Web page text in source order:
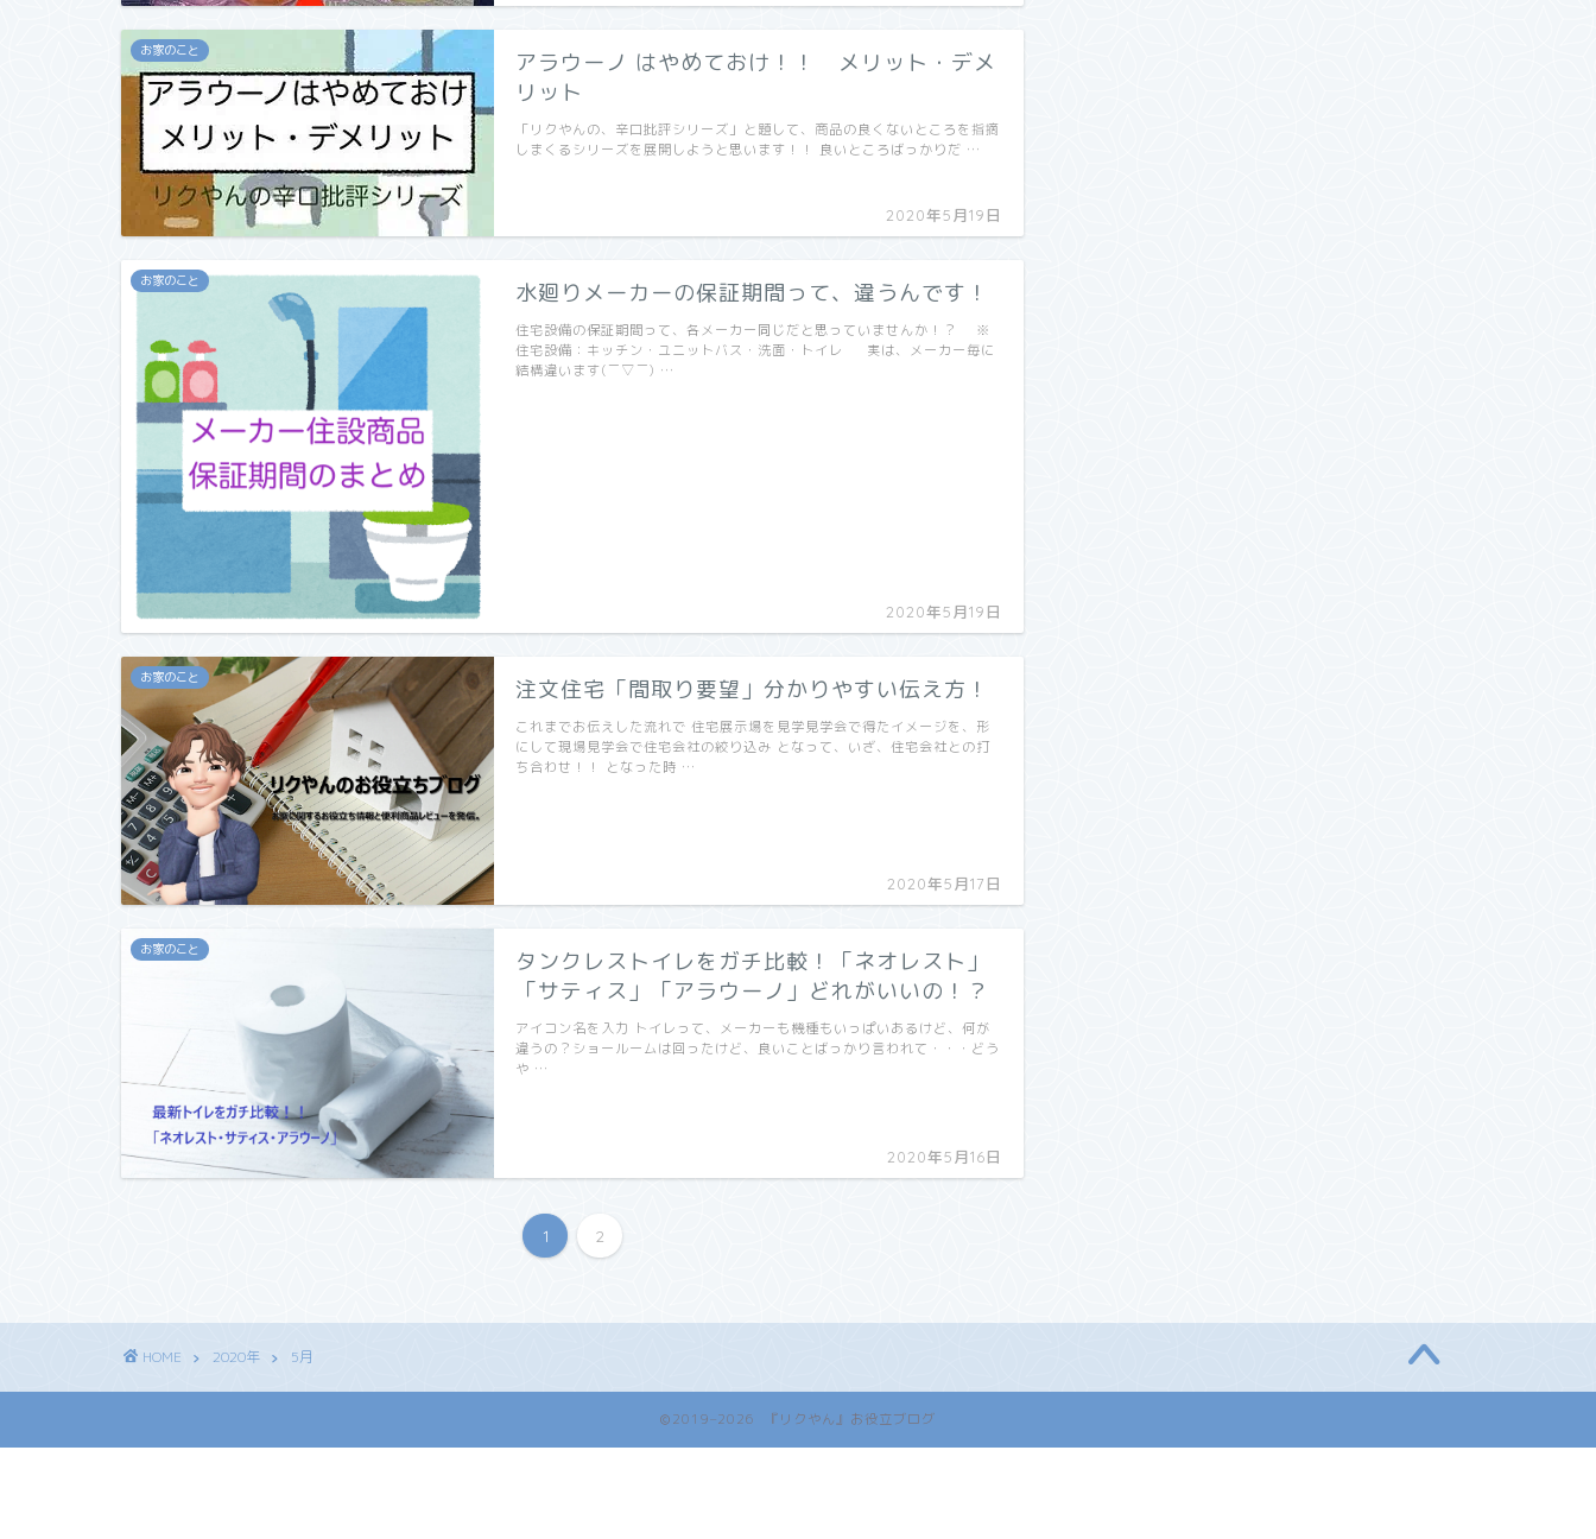
お家のこと
アラウーノ はやめておけ！！ メリット・デメ
リット
2020年5月19日
「リクやんの、辛口批評シリーズ」と題して、商品の良くないところを指摘
しまくるシリーズを展開しようと思います！！ 良いところばっかりだ …
お家のこと 水廻りメーカーの保証期間って、違うんです！
2020年5月19日
住宅設備の保証期間って、各メーカー同じだと思っていませんか！？ ※
住宅設備：キッチン・ユニットバス・洗面・トイレ 実は、メーカー毎に
結構違います(￣▽￣) …
お家のこと 注文住宅「間取り要望」分かりやすい伝え方！
2020年5月17日
これまでお伝えした流れで 住宅展示場を見学見学会で得たイメージを、形
にして現場見学会で住宅会社の絞り込み となって、いざ、住宅会社との打
ち合わせ！！ となった時 …
お家のこと
タンクレストイレをガチ比較！「ネオレスト」
「サティス」「アラウーノ」どれがいいの！？
2020年5月16日
アイコン名を入力 トイレって、メーカーも機種もいっぱいあるけど、何が
違うの？ショールームは回ったけど、良いことばっかり言われて・・・どう
や …
1 2
HOME 2020年 5月
2019–2026 『リクやん』お役立ブログ